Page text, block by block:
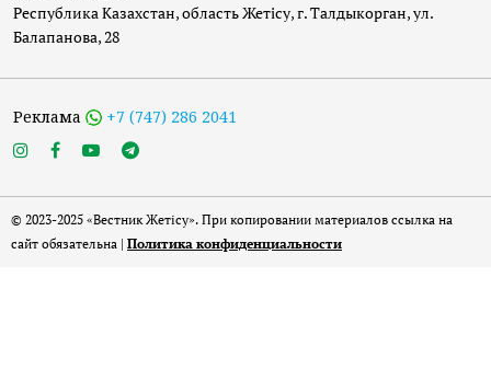
Республика Казахстан, область Жетісу, г. Талдыкорган, ул.
Балапанова, 28
Реклама +7 (747) 286 2041
© 2023-2025 «Вестник Жетісу». При копировании материалов ссылка на
сайт обязательна | Политика конфиденциальности